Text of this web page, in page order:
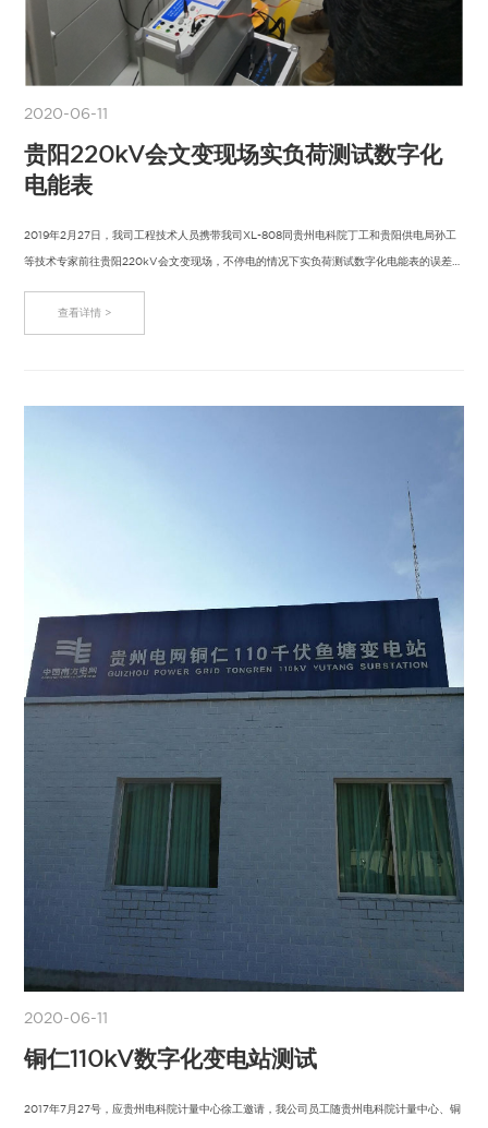
2020-06-11
贵阳220kV会文变现场实负荷测试数字化
电能表
2019年2月27日，我司工程技术人员携带我司XL-808同贵州电科院丁工和贵阳供电局孙工
等技术专家前往贵阳220kV会文变现场，不停电的情况下实负荷测试数字化电能表的误差，
查看详情 >
2020-06-11
铜仁110kV数字化变电站测试
2017年7月27号，应贵州电科院计量中心徐工邀请，我公司员工随贵州电科院计量中心、铜